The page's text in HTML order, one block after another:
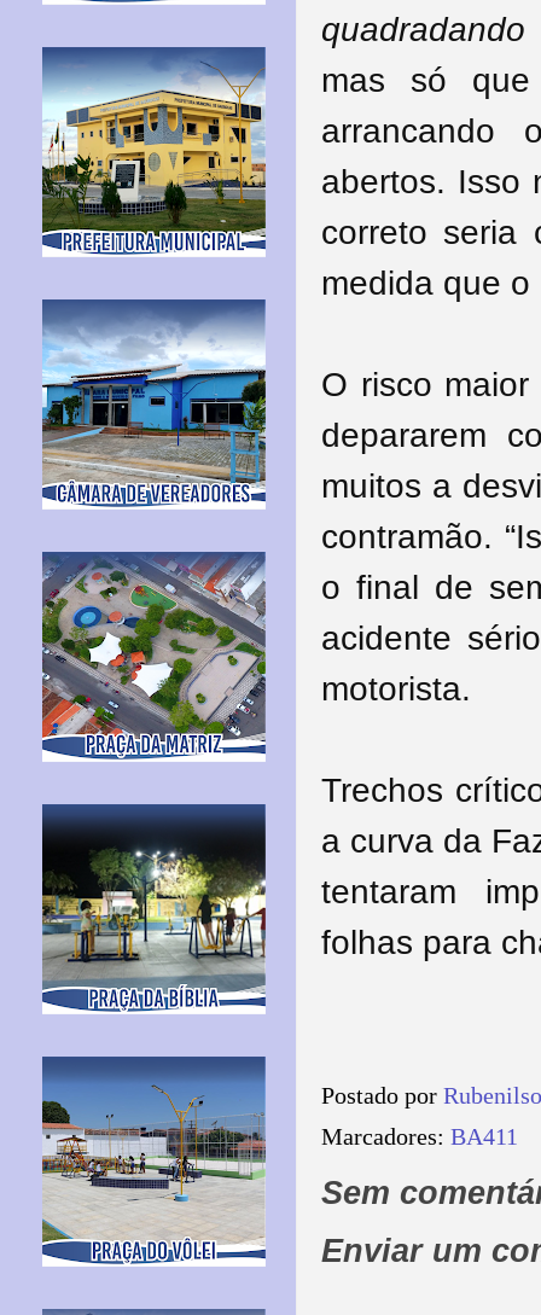
quadradando
mas só que
arrancando
abertos. Isso
correto seria
medida que
O risco
depararem
muitos a
contramão.
o final de
acidente
motorista.
Trechos
a curva da
tentaram
folhas para
Postado por
Marcadores: BA411
Sem
Enviar um